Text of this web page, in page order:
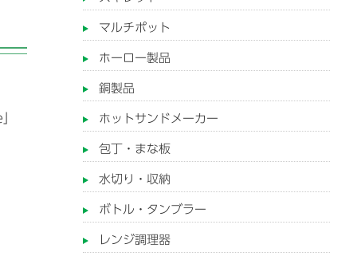
マルチポット
ホーロー製品
銅製品
ホットサンドメーカー
包丁・まな板
水切り・収納
ボトル・タンブラー
レンジ調理器